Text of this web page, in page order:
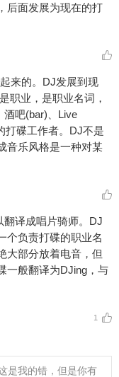
后面发展为现在的打
来的。DJ发展到现
职业，是职业名词，
酒吧(bar)、Live
打碟工作者。DJ不是
音乐风格是一种对某
译成唱片骑师。DJ
个负责打碟的职业名
大部分放着电音，但
一般翻译为DJing，与
1
是我的错，但是你有